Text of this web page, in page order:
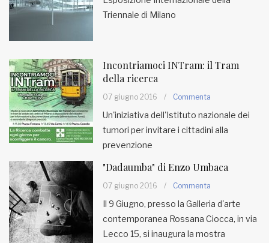
Triennale di Milano
Incontriamoci INTram: il Tram
della ricerca
07 giugno 2016 / Commenta
Un'iniziativa dell'Istituto nazionale dei
tumori per invitare i cittadini alla
prevenzione
"Dadaumba" di Enzo Umbaca
07 giugno 2016 / Commenta
Il 9 Giugno, presso la Galleria d'arte
contemporanea Rossana Ciocca, in via
Lecco 15, si inaugura la mostra